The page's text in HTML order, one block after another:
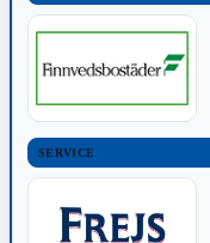
SERVICE